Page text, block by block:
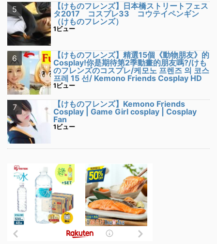
【けものフレンズ】日本橋ストリートフェス
タ2017 コスプレ33 コウテイペンギン
（けものフレンズ）
1ビュー
【けものフレンズ】精選15個《動物朋友》的
Cosplay!你是期待第2季動畫的朋友嗎?/けも
のフレンズのコスプレ/케모노 프렌즈 의 코스
프레 15 선/ Kemono Friends Cosplay HD
1ビュー
【けものフレンズ】Kemono Friends
Cosplay | Game Girl cosplay | Cosplay
Fan
1ビュー